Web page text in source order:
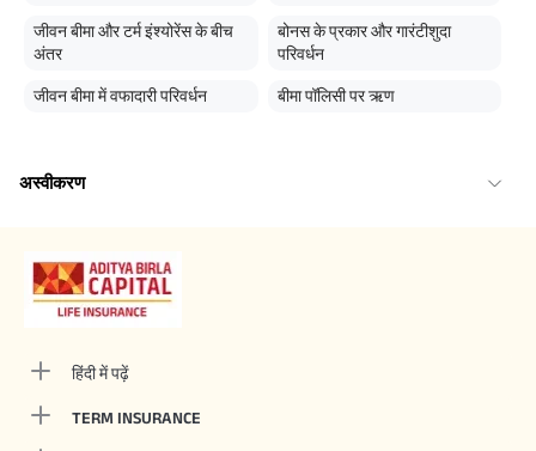
जीवन बीमा और टर्म इंश्योरेंस के बीच
अंतर
बोनस के प्रकार और गारंटीशुदा
परिवर्धन
जीवन बीमा में वफादारी परिवर्धन बीमा पॉलिसी पर ऋण
अस्वीकरण
हिंदी में पढ़ें
TERM INSURANCE